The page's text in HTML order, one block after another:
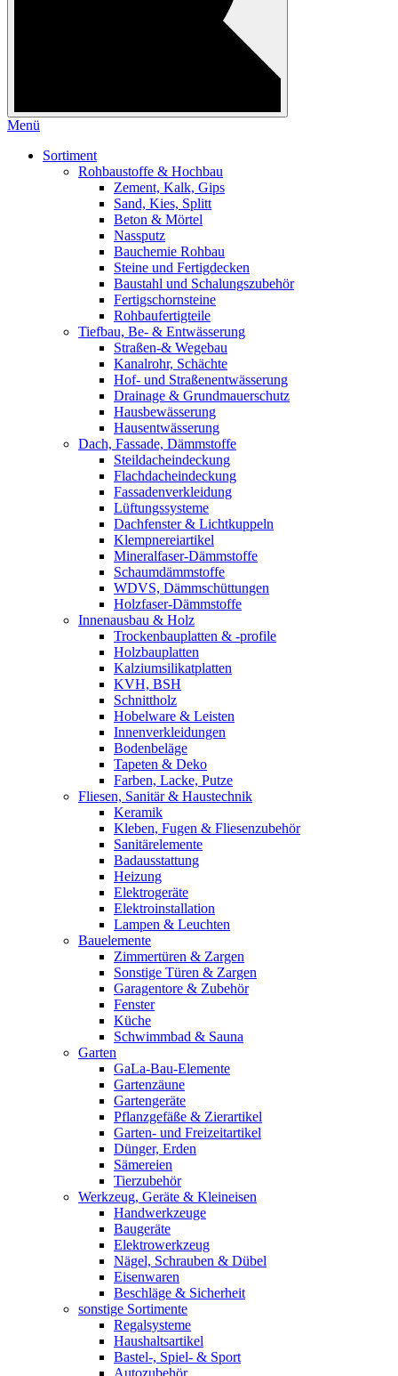
Menü
Sortiment
Rohbaustoffe & Hochbau
Zement, Kalk, Gips
Sand, Kies, Splitt
Beton & Mörtel
Nassputz
Bauchemie Rohbau
Steine und Fertigdecken
Baustahl und Schalungszubehör
Fertigschornsteine
Rohbaufertigteile
Tiefbau, Be- & Entwässerung
Straßen-& Wegebau
Kanalrohr, Schächte
Hof- und Straßenentwässerung
Drainage & Grundmauerschutz
Hausbewässerung
Hausentwässerung
Dach, Fassade, Dämmstoffe
Steildacheindeckung
Flachdacheindeckung
Fassadenverkleidung
Lüftungssysteme
Dachfenster & Lichtkuppeln
Klempnereiartikel
Mineralfaser-Dämmstoffe
Schaumdämmstoffe
WDVS, Dämmschüttungen
Holzfaser-Dämmstoffe
Innenausbau & Holz
Trockenbauplatten & -profile
Holzbauplatten
Kalziumsilikatplatten
KVH, BSH
Schnittholz
Hobelware & Leisten
Innenverkleidungen
Bodenbeläge
Tapeten & Deko
Farben, Lacke, Putze
Fliesen, Sanitär & Haustechnik
Keramik
Kleben, Fugen & Fliesenzubehör
Sanitärelemente
Badausstattung
Heizung
Elektrogeräte
Elektroinstallation
Lampen & Leuchten
Bauelemente
Zimmertüren & Zargen
Sonstige Türen & Zargen
Garagentore & Zubehör
Fenster
Küche
Schwimmbad & Sauna
Garten
GaLa-Bau-Elemente
Gartenzäune
Gartengeräte
Pflanzgefäße & Zierartikel
Garten- und Freizeitartikel
Dünger, Erden
Sämereien
Tierzubehör
Werkzeug, Geräte & Kleineisen
Handwerkzeuge
Baugeräte
Elektrowerkzeug
Nägel, Schrauben & Dübel
Eisenwaren
Beschläge & Sicherheit
sonstige Sortimente
Regalsysteme
Haushaltsartikel
Bastel-, Spiel- & Sport
Autozubehör